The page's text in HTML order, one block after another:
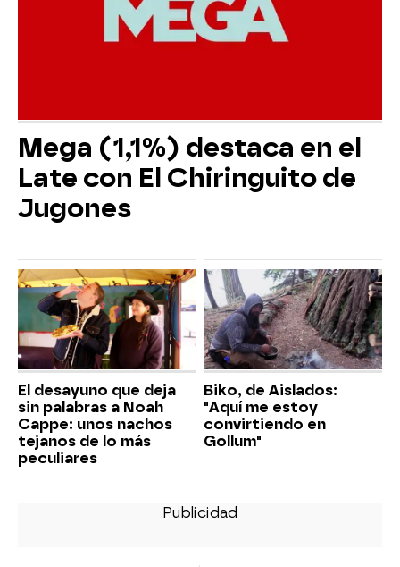
Mega (1,1%) destaca en el
Late con El Chiringuito de
Jugones
El desayuno que deja
sin palabras a Noah
Cappe: unos nachos
tejanos de lo más
peculiares
Biko, de Aislados:
"Aquí me estoy
convirtiendo en
Gollum"